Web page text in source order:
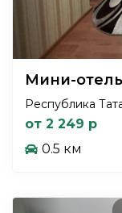
Мини-
Республика
от 2 249 р
0.5 км